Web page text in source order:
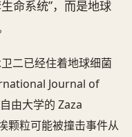
命系统”，而是地球
二已经住着地球细菌
Journal of
由大学的 Zaza
颗粒可能被撞击事件从